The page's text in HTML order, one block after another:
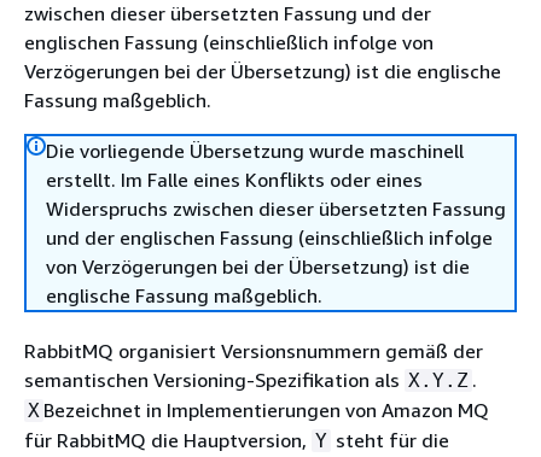
zwischen dieser übersetzten Fassung und der
englischen Fassung (einschließlich infolge von
Verzögerungen bei der Übersetzung) ist die englische
Fassung maßgeblich.
Die vorliegende Übersetzung wurde maschinell
erstellt. Im Falle eines Konflikts oder eines
Widerspruchs zwischen dieser übersetzten Fassung
und der englischen Fassung (einschließlich infolge
von Verzögerungen bei der Übersetzung) ist die
englische Fassung maßgeblich.
RabbitMQ organisiert Versionsnummern gemäß der
semantischen Versioning-Spezifikation als X.Y.Z .
X Bezeichnet in Implementierungen von Amazon MQ
für RabbitMQ die Hauptversion, Y steht für die